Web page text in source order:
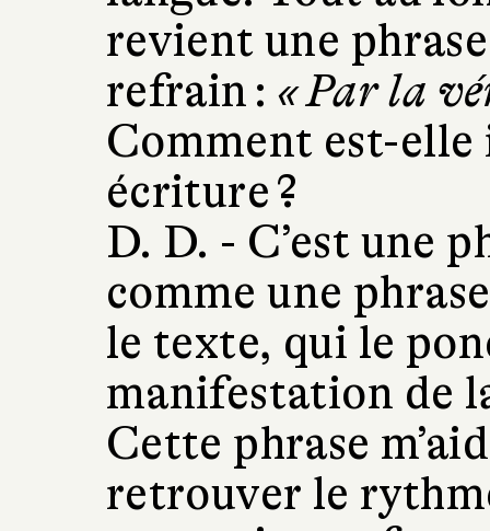
revient une
refrain : « Par la
Comment est-
écriture ?
D. D. - C’est une
comme une
le texte, qui le
manifestation de
Cette phrase
retrouver le